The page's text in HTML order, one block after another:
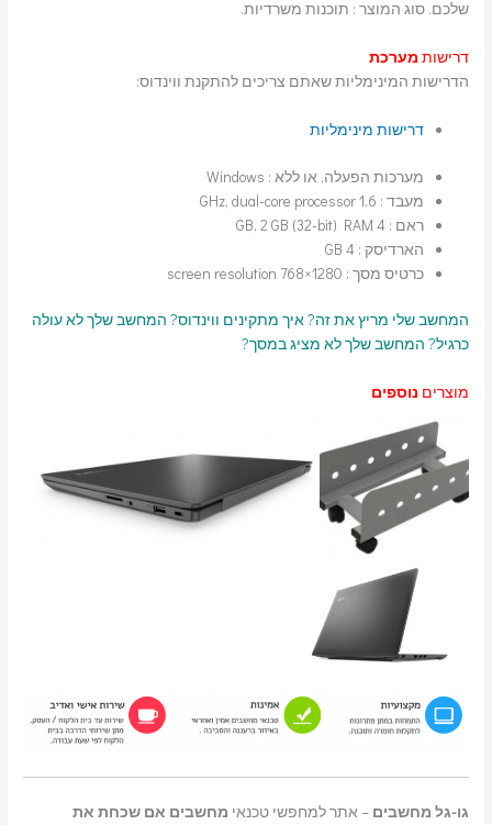
שלכם. סוג המוצר : תוכנות משרדיות.
דרישות מערכת
הדרישות המינימליות שאתם צריכים להתקנת ווינדוס:
דרישות מינימליות
מערכות הפעלה, או ללא : Windows
מעבד : 1.6 GHz, dual-core processor
ראם : 4 GB, 2 GB (32-bit) RAM
הארדיסק : 4 GB
כרטיס מסך : 1280×768 screen resolution
המחשב שלי מריץ את זה?איך מתקינים ווינדוס? המחשב שלך לא עולה
כרגיל? המחשב שלך לא מציג במסך?
מוצרים נוספים
גו-גל מחשבים – אתר למחפשי טכנאי מחשבים אם שכחת את